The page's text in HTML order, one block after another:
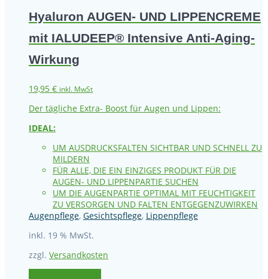
Hyaluron AUGEN- UND LIPPENCREME
mit IALUDEEP® Intensive Anti-Aging-
Wirkung
19,95 € inkl. MwSt
Der tägliche Extra- Boost für Augen und Lippen:
IDEAL:
UM AUSDRUCKSFALTEN SICHTBAR UND SCHNELL ZU
MILDERN
FÜR ALLE, DIE EIN EINZIGES PRODUKT FÜR DIE
AUGEN- UND LIPPENPARTIE SUCHEN
UM DIE AUGENPARTIE OPTIMAL MIT FEUCHTIGKEIT
ZU VERSORGEN UND FALTEN ENTGEGENZUWIRKEN
Augenpflege, Gesichtspflege, Lippenpflege
inkl. 19 % MwSt.
zzgl. Versandkosten